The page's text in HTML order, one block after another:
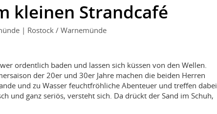
kleinen Strandcafé
| Rostock / Warnemünde
ordentlich baden und lassen sich küssen von den Wellen.
der 20er und 30er Jahre machen die beiden Herren
und zu Wasser feuchtfröhliche Abenteuer und treffen dabei
und ganz seriös, versteht sich. Da drückt der Sand im Schuh,